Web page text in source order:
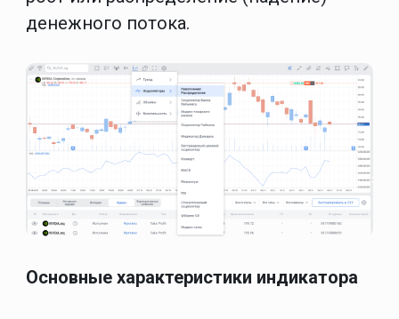
денежного потока.
Основные характеристики индикатора